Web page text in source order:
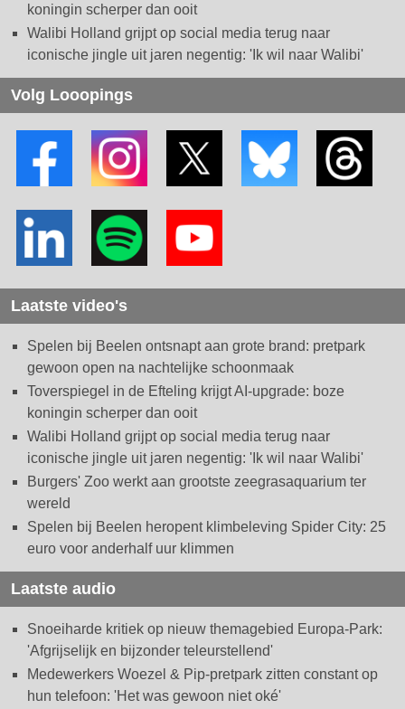
koningin scherper dan ooit
Walibi Holland grijpt op social media terug naar
iconische jingle uit jaren negentig: 'Ik wil naar Walibi'
Volg Looopings
Laatste video's
Spelen bij Beelen ontsnapt aan grote brand: pretpark
gewoon open na nachtelijke schoonmaak
Toverspiegel in de Efteling krijgt AI-upgrade: boze
koningin scherper dan ooit
Walibi Holland grijpt op social media terug naar
iconische jingle uit jaren negentig: 'Ik wil naar Walibi'
Burgers' Zoo werkt aan grootste zeegrasaquarium ter
wereld
Spelen bij Beelen heropent klimbeleving Spider City: 25
euro voor anderhalf uur klimmen
Laatste audio
Snoeiharde kritiek op nieuw themagebied Europa-Park:
'Afgrijselijk en bijzonder teleurstellend'
Medewerkers Woezel & Pip-pretpark zitten constant op
hun telefoon: 'Het was gewoon niet oké'